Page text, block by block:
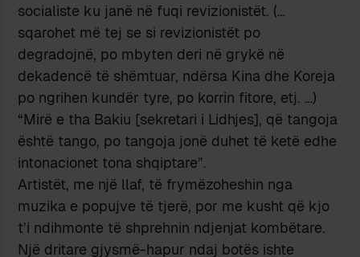
socialiste ku janë në fuqi revizionistët. (…
sqarohet më tej se si revizionistët po
degradojnë, po mbyten deri në grykë në
dekadencë të shëmtuar, ndërsa Kina dhe Koreja
po ngrihen kundër tyre, po korrin fitore, etj. …)
“Mirë e tha Bakiu [sekretari i Lidhjes], që tangoja
është tango, po tangoja jonë duhet të ketë edhe
intonacionet tona shqiptare”.
Artistët, me një llaf, të frymëzoheshin nga
muzika e popujve të tjerë, por me kusht që kjo
t’i ndihmonte të shprehnin ndjenjat kombëtare.
Një dritare gjysmë-hapur ndaj botës ishte